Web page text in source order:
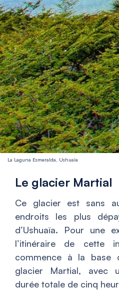
La Laguna Esmeralda, Ushuaïa
Le glacier Martial
Ce glacier est sans
endroits les plus
d’Ushuaïa. Pour une
l’itinéraire de cette
commence à la base
glacier Martial, avec
durée totale de cinq